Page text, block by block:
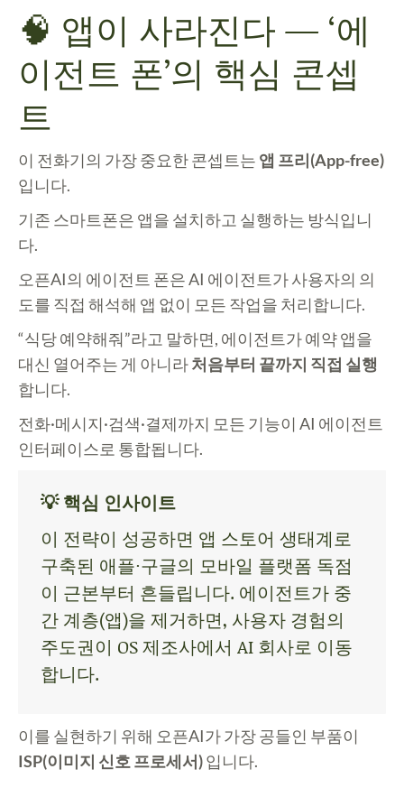
🧠 앱이 사라진다 — ‘에
이전트 폰’의 핵심 콘셉
트
이 전화기의 가장 중요한 콘셉트는 앱 프리(App-free)
입니다.
기존 스마트폰은 앱을 설치하고 실행하는 방식입니
다.
오픈AI의 에이전트 폰은 AI 에이전트가 사용자의 의
도를 직접 해석해 앱 없이 모든 작업을 처리합니다.
“식당 예약해줘”라고 말하면, 에이전트가 예약 앱을
대신 열어주는 게 아니라처음부터 끝까지 직접 실행
합니다.
전화·메시지·검색·결제까지 모든 기능이 AI 에이전트
인터페이스로 통합됩니다.
💡 핵심 인사이트
이 전략이 성공하면 앱 스토어 생태계로
구축된 애플·구글의 모바일 플랫폼 독점
이 근본부터 흔들립니다. 에이전트가 중
간 계층(앱)을 제거하면, 사용자 경험의
주도권이 OS 제조사에서 AI 회사로 이동
합니다.
이를 실현하기 위해 오픈AI가 가장 공들인 부품이
ISP(이미지 신호 프로세서)입니다.